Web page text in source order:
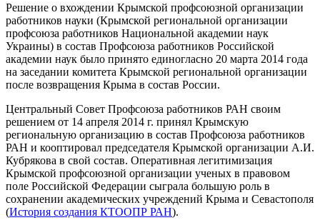
Решение о вхождении Крымской профсоюзной организации
работников науки (Крымской региональной организации
профсоюза работников Национальной академии наук
Украины) в состав Профсоюза работников Российской
академии наук было принято единогласно 20 марта 2014 года
на заседании комитета Крымской региональной организации
после возвращения Крыма в состав России.
Центральный Совет Профсоюза работников РАН своим
решением от 14 апреля 2014 г. принял Крымскую
региональную организацию в состав Профсоюза работников
РАН и кооптировал председателя Крымской организации А.И.
Кубрякова в свой состав. Оперативная легитимизация
Крымской профсоюзной организации ученых в правовом
поле Российской Федерации сыграла большую роль в
сохранении академических учреждений Крыма и Севастополя
(История создания КТООПР РАН).